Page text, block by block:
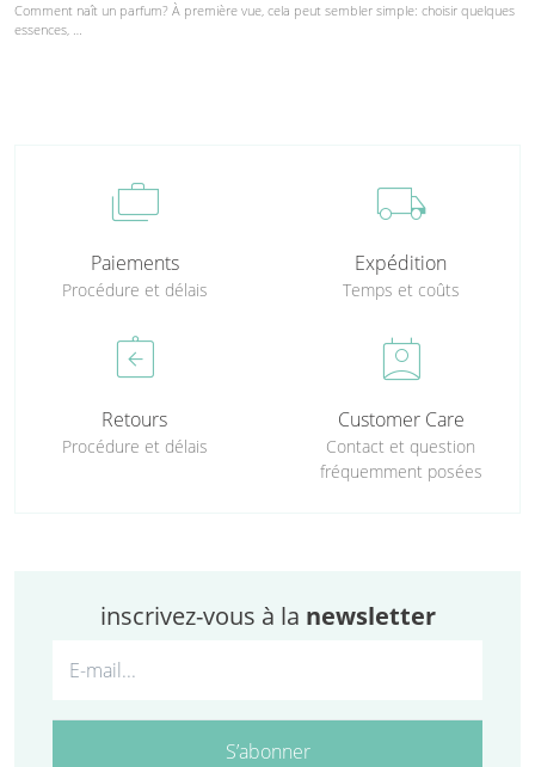
Comment naît un parfum? À première vue, cela peut sembler simple: choisir quelques
essences, …
cases
Paiements
Procédure et délais
local_shipping
Expédition
Temps et coûts
assignment_return
Retours
Procédure et délais
perm_contact_calendar
Customer Care
Contact et question
fréquemment posées
inscrivez-vous à la newsletter
S’abonner